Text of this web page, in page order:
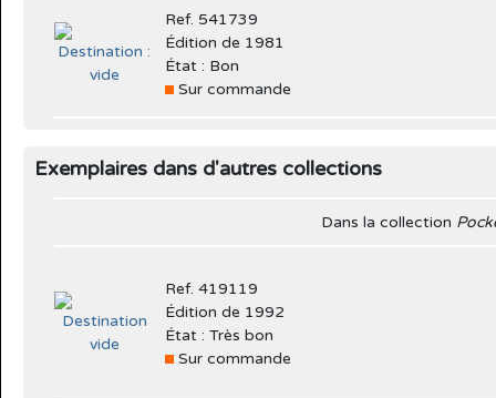
Ref. 541739
Édition de 1981
État : Bon
Sur commande
Exemplaires dans d'autres collections
Dans la collection
Ref. 419119
Édition de 1992
État : Très bon
Sur commande